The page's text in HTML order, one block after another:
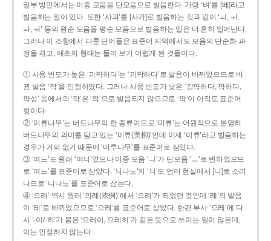
일부 방언에서는 이중 모음을 단모음으로 발음한다. 가령 ‘벼’를 [베]라고
발음하는 일이 있다. 또한 ‘사과’를 [사가]로 발음하는 것과 같이 ‘ㅚ, ㅟ,
ㅘ, ㅝ’ 등의 원순 모음을 평순 모음으로 발음하는 일은 더 흔히 일어난다.
그러나 이 조항에서 다룬 단어들은 표준어 지역에서도 모음의 단순화 과
정을 겪고, 애초의 형태는 들어 보기 어렵게 된 것들이다.
① 사용 빈도가 높은 ‘괴퍅하다’는 ‘괴팍하다’로 발음이 바뀌었으므로 바
뀐 발음 ‘팍’을 인정하였다. 그러나 사용 빈도가 낮은 ‘강퍅하다, 퍅하다,
퍅성’ 등에서의 ‘퍅’은 ‘팍’으로 발음되지 않으므로 ‘퍅’이 아직도 표준어
형이다.
② ‘미류나무’는 버드나무의 한 종류이므로 ‘미류’는 어원적으로 분명히
버드나무의 의미를 담고 있는 ‘미류(美柳)’인데 이제 ‘미류’라고 발음하는
경우가 거의 없기 때문에 ‘미루나무’를 표준어로 삼았다.
③ ‘여느’도 원래 ‘여늬’였으나 이중 모음 ‘ㅢ’가 단모음 ‘ㅡ’로 변하였으므
로 ‘여느’를 표준어로 삼았다. ‘늬나노’의 ‘늬’도 언어 현실에서 [니]로 소리
나므로 ‘니나노’를 표준어로 삼는다.
④ ‘으례’ 역시 원래 ‘의례(依例)’에서 ‘으례’가 되었던 것인데 ‘례’의 발음
이 ‘레’로 바뀌었으므로 ‘으레’를 표준어로 삼았다. 한편 부사 ‘으레’에 다
시 ‘-이/-히’가 붙은 ‘으레이, 으레히’가 같은 뜻으로 쓰이는 일이 많은데,
이는 인정하지 않는다.